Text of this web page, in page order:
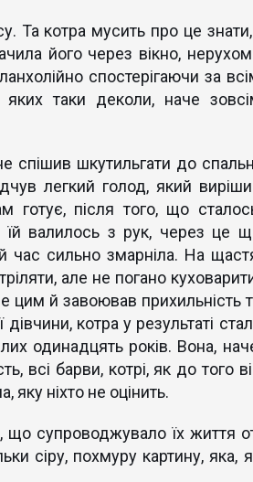
Та котра мусить про це знати,
його через вікно,
спостерігаючи за
таки деколи, наче
спішив шкутильгати до
легкий голод, який
готує, після того, що
валилось з рук, через це
час сильно змарніла. На
але не погано
цим й завоював прихильність
котра у результаті
одинадцять років. Вона,
всі барви, котрі, як до того
яку ніхто не оцінить.
супроводжувало їх життя
сіру, похмуру картину, яка,